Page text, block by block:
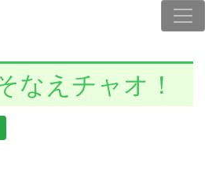
なえチャオ！